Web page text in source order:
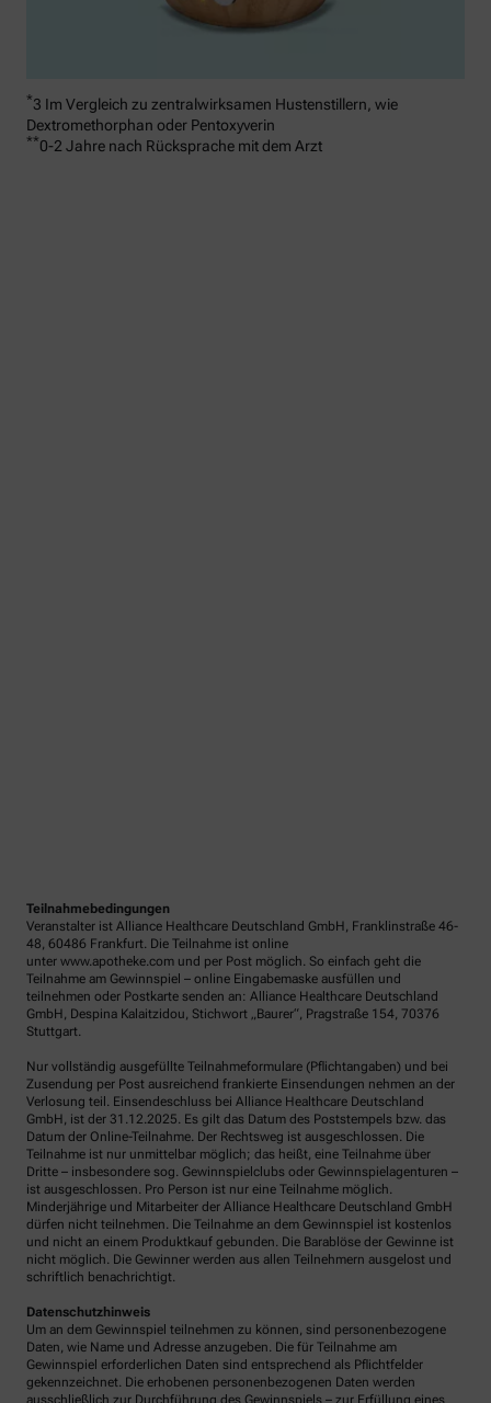
*3 Im Vergleich zu zentralwirksamen Hustenstillern, wie
Dextromethorphan oder Pentoxyverin
**0-2 Jahre nach Rücksprache mit dem Arzt
Teilnahmebedingungen
Veranstalter ist Alliance Healthcare Deutschland GmbH, Franklinstraße 46-
48, 60486 Frankfurt. Die Teilnahme ist online
unter www.apotheke.com und per Post möglich. So einfach geht die
Teilnahme am Gewinnspiel – online Eingabemaske ausfüllen und
teilnehmen oder Postkarte senden an: Alliance Healthcare Deutschland
GmbH, Despina Kalaitzidou, Stichwort „Baurer“, Pragstraße 154, 70376
Stuttgart.
Nur vollständig ausgefüllte Teilnahmeformulare (Pflichtangaben) und bei
Zusendung per Post ausreichend frankierte Einsendungen nehmen an der
Verlosung teil. Einsendeschluss bei Alliance Healthcare Deutschland
GmbH, ist der 31.12.2025. Es gilt das Datum des Poststempels bzw. das
Datum der Online-Teilnahme. Der Rechtsweg ist ausgeschlossen. Die
Teilnahme ist nur unmittelbar möglich; das heißt, eine Teilnahme über
Dritte – insbesondere sog. Gewinnspielclubs oder Gewinnspielagenturen –
ist ausgeschlossen. Pro Person ist nur eine Teilnahme möglich.
Minderjährige und Mitarbeiter der Alliance Healthcare Deutschland GmbH
dürfen nicht teilnehmen. Die Teilnahme an dem Gewinnspiel ist kostenlos
und nicht an einem Produktkauf gebunden. Die Barablöse der Gewinne ist
nicht möglich. Die Gewinner werden aus allen Teilnehmern ausgelost und
schriftlich benachrichtigt.
Datenschutzhinweis
Um an dem Gewinnspiel teilnehmen zu können, sind personenbezogene
Daten, wie Name und Adresse anzugeben. Die für Teilnahme am
Gewinnspiel erforderlichen Daten sind entsprechend als Pflichtfelder
gekennzeichnet. Die erhobenen personenbezogenen Daten werden
ausschließlich zur Durchführung des Gewinnspiels – zur Erfüllung eines